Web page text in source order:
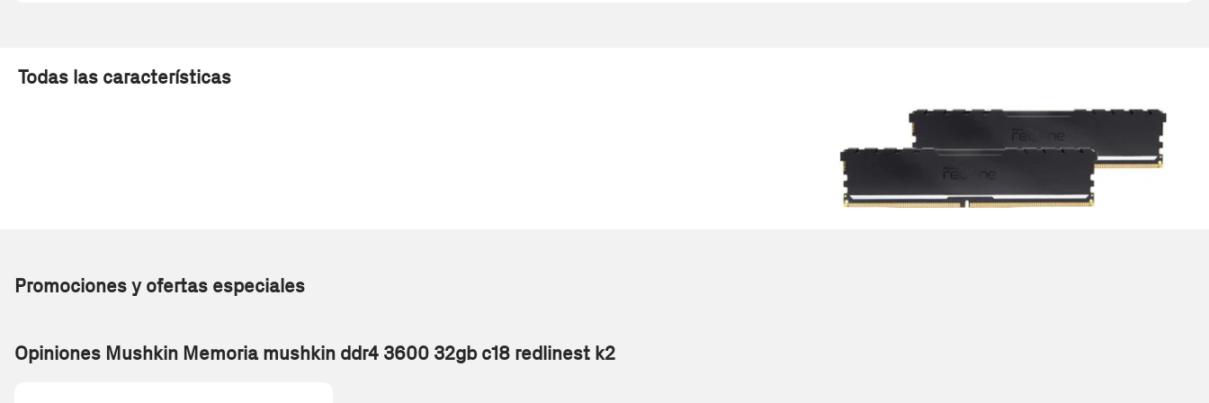
Todas las características
Promociones y ofertas especiales
Opiniones Mushkin Memoria mushkin ddr4 3600 32gb c18 redlinest k2